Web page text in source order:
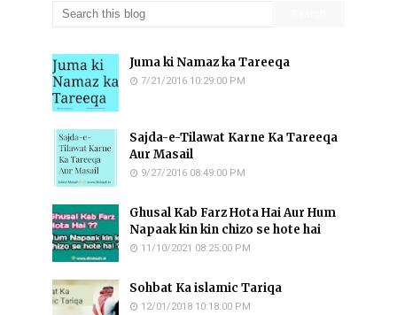
Juma ki Namaz ka Tareeqa
7/21/2016 10:29:00 PM
Sajda-e-Tilawat Karne Ka Tareeqa
Aur Masail
9/27/2016 08:49:00 PM
Ghusal Kab Farz Hota Hai Aur Hum
Napaak kin kin chizo se hote hai
11/10/2021 08:25:00 PM
Sohbat Ka islamic Tariqa
12/01/2018 10:18:00 PM